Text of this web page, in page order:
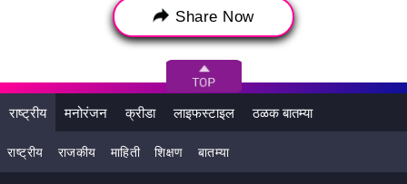
कांदा व्हिनेगरमध्ये बुडवा -
कांदे कापताना तुमच्या डोळ्यांतून पाणी येऊ नये, यासाठी तुम्ही ते सोलून
Share Now
राष्ट्रीय मनोरंजन क्रीडा लाइफस्टाइल ठळक बातम्या
राष्ट्रीय राजकीय माहिती शिक्षण बातम्या